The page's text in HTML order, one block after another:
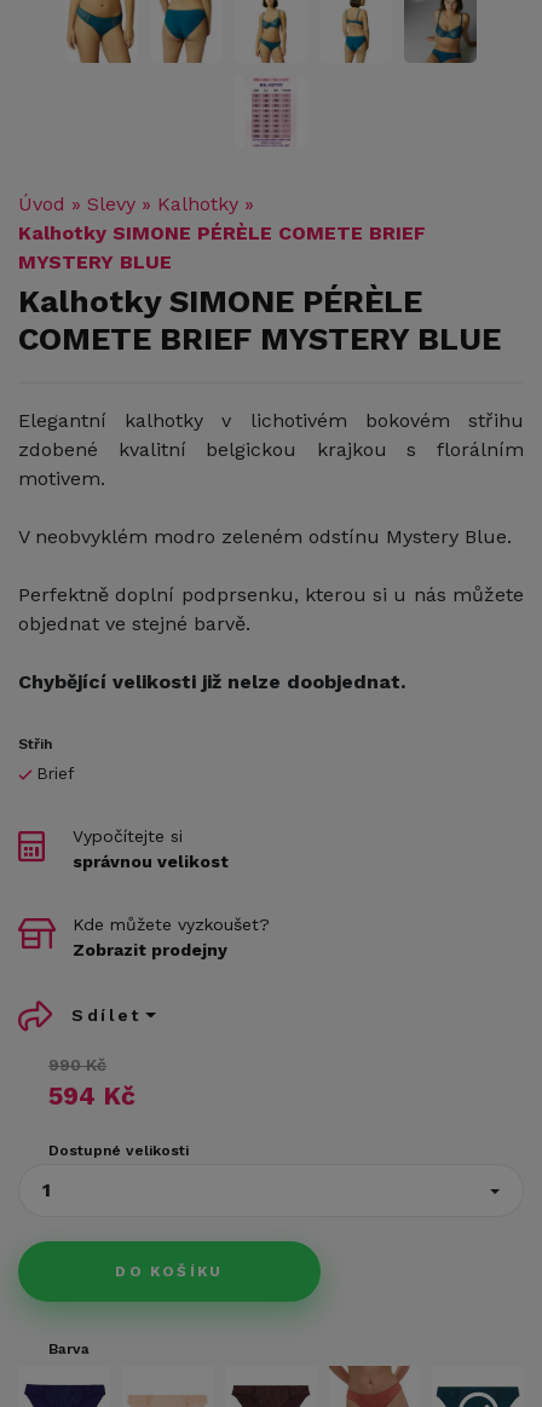
Úvod » Slevy » Kalhotky »
Kalhotky SIMONE PÉRÈLE COMETE BRIEF
MYSTERY BLUE
Kalhotky SIMONE PÉRÈLE
COMETE BRIEF MYSTERY BLUE
Elegantní kalhotky v lichotivém bokovém střihu
zdobené kvalitní belgickou krajkou s florálním
motivem.
V neobvyklém modro zeleném odstínu Mystery Blue.
Perfektně doplní podprsenku, kterou si u nás můžete
objednat ve stejné barvě.
Chybějící velikosti již nelze doobjednat.
Střih
Brief
990 Kč
594 Kč
Dostupné velikosti
1
DO KOŠÍKU
Vypočítejte si
správnou velikost
Kde můžete vyzkoušet?
Zobrazit prodejny
Sdílet
Barva